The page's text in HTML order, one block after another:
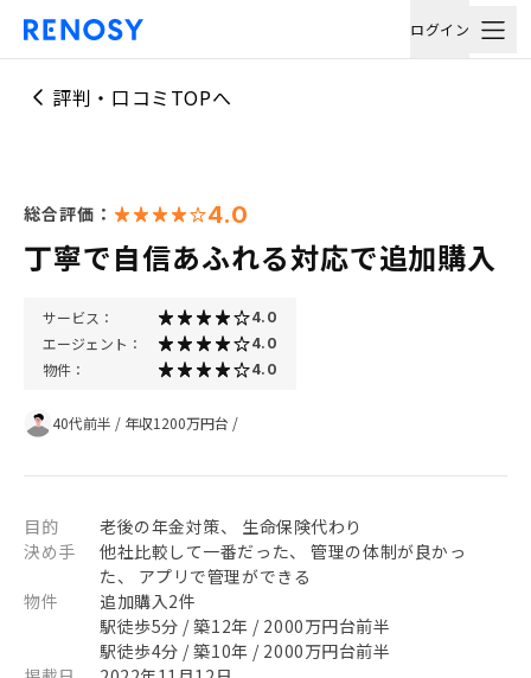
ログイン
評判・口コミTOPへ
総合評価： 4.0
丁寧で自信あふれる対応で追加購入
サービス： 4.0
エージェント： 4.0
物件： 4.0
40代前半 / 年収1200万円台 /
目的
老後の年金対策、 生命保険代わり
決め手
他社比較して一番だった、 管理の体制が良かっ
た、 アプリで管理ができる
物件
追加購入2件
駅徒歩5分 / 築12年 / 2000万円台前半
駅徒歩4分 / 築10年 / 2000万円台前半